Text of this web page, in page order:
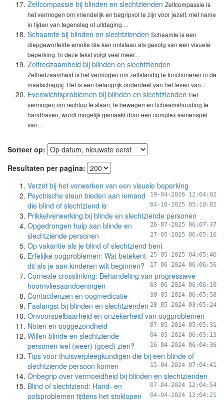
Zelfcompassie bij blinden en slechtzienden Zelfcompassie is
het vermogen om vriendelijk en begripvol te zijn voor jezelf, met name
in tijden van tegenslag of uitdaging....
Schaamte bij blinden en slechtzienden Schaamte is een
diepgewortelde emotie die kan ontstaan als gevolg van een visuele
beperking. In deze tekst volgt veel meer...
Zelfredzaamheid bij blinden en slechtzienden
Zelfredzaamheid is het vermogen om zelfstandig te functioneren in de
maatschappij. Het is een belangrijk onderdeel van het leven van...
Evenwichtsproblemen bij blinden en slechtzienden Het
vermogen om rechtop te staan, te bewegen en lichaamshouding te
handhaven, wordt mogelijk gemaakt door een complex samenspel
van...
Sorteer op:
Resultaten per pagina:
Verzet bij het verwerken van een visuele beperking
19-04-2026 12:04:02
Psychische steun bieden aan iemand
die blind of slechtziend is
04-10-2025 05:10:02
Prikkelverwerking bij blinde en slechtziende personen
26-07-2025 06:07:37
Opgedrongen hulp aan blinde en
slechtziende personen
27-05-2025 06:05:16
Op vakantie als je blind of slechtziend bent
25-05-2025 04:05:46
Erfelijke oogproblemen: Wat betekent
dit als je aan kinderen wilt beginnen?
17-06-2024 06:06:56
Corneale crosslinking: Behandeling van progressieve
hoornvliesaandoeningen
03-06-2024 06:06:10
Contactlenzen en oogmedicatie 30-05-2024 06:05:58
Faalangst bij blinden en slechtzienden 28-05-2024 03:05:24
Onvoorspelbaarheid en onzekerheid van oogproblemen
07-05-2024 05:05:31
Noten en ooggezondheid
04-05-2024 06:05:13
Willen blinde en slechtziende
personen wel (weer) (goed) zien?
16-04-2024 06:04:36
Tips voor thuisverpleegkundigen die bij een blinde of
slechtziende persoon komen
15-04-2024 07:04:41
Onbegrip over vermoeidheid bij blinden en slechtzienden
07-04-2024 12:04:54
Blind of slechtziend: Hand- en
polsproblemen tijdens het stoklopen
04-04-2024 12:04:21